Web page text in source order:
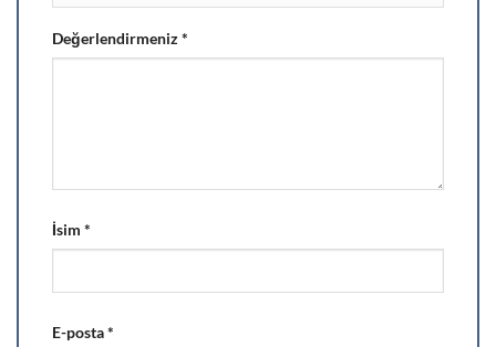
Değerlendirmeniz*
İsim *
E-posta*